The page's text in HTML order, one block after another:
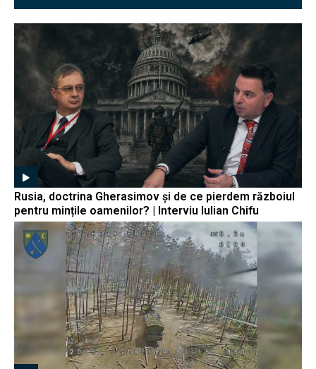
Rusia, doctrina Gherasimov și de ce pierdem războiul
pentru mințile oamenilor? | Interviu Iulian Chifu